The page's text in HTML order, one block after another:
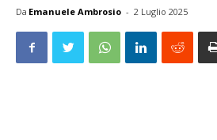
Da Emanuele Ambrosio - 2 Luglio 2025